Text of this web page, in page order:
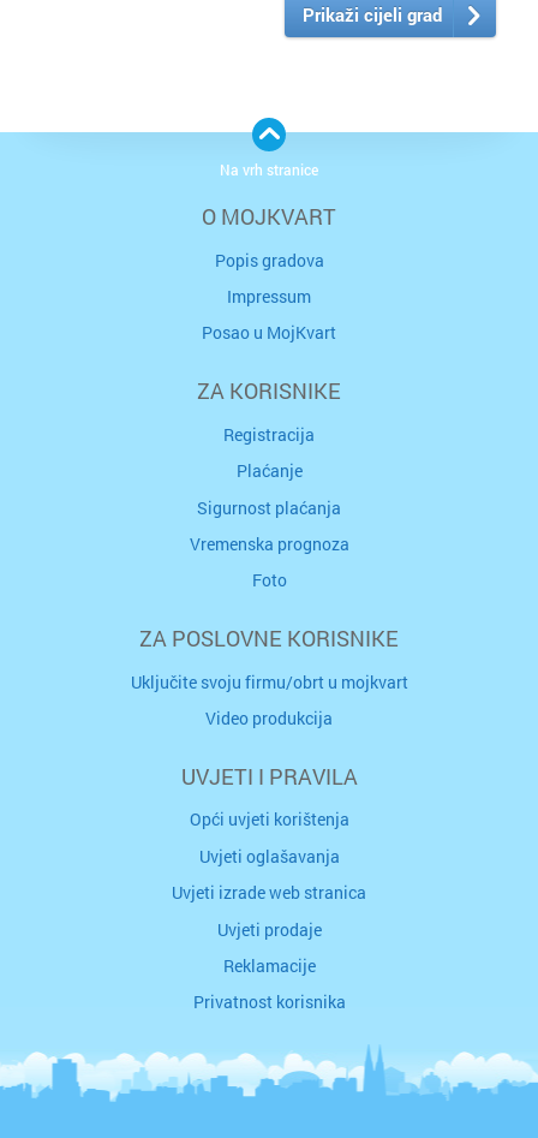
Prikaži cijeli grad
O MOJKVART
Popis gradova
Impressum
Posao u MojKvart
ZA KORISNIKE
Registracija
Plaćanje
Sigurnost plaćanja
Vremenska prognoza
Foto
ZA POSLOVNE KORISNIKE
Uključite svoju firmu/obrt u mojkvart
Video produkcija
UVJETI I PRAVILA
Opći uvjeti korištenja
Uvjeti oglašavanja
Uvjeti izrade web stranica
Uvjeti prodaje
Reklamacije
Privatnost korisnika
Na vrh stranice